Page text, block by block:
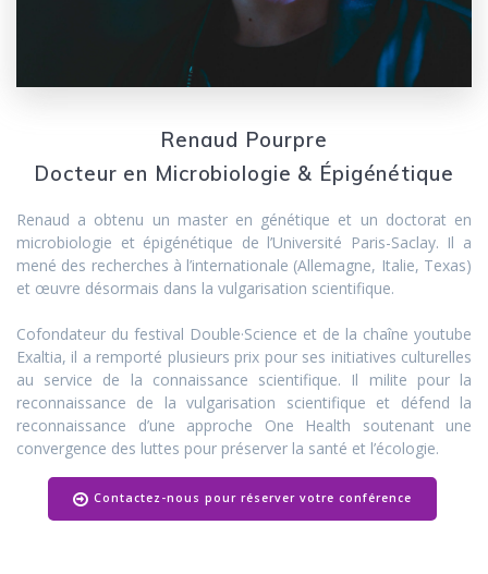
Renaud Pourpre
Docteur en Microbiologie & Épigénétique
Renaud a obtenu un master en génétique et un doctorat en
microbiologie et épigénétique de l’Université Paris-Saclay. Il a
mené des recherches à l’internationale (Allemagne, Italie, Texas)
et œuvre désormais dans la vulgarisation scientifique.
Cofondateur du festival Double·Science et de la chaîne youtube
Exaltia, il a remporté plusieurs prix pour ses initiatives culturelles
au service de la connaissance scientifique. Il milite pour la
reconnaissance de la vulgarisation scientifique et défend la
reconnaissance d’une approche One Health soutenant une
convergence des luttes pour préserver la santé et l’écologie.
Contactez-nous pour réserver votre conférence